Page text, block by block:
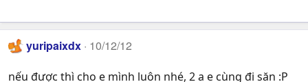
yuripaixdx 10/12/12
nếu được thì cho e mình luôn nhé, 2 a e cùng đi săn :P